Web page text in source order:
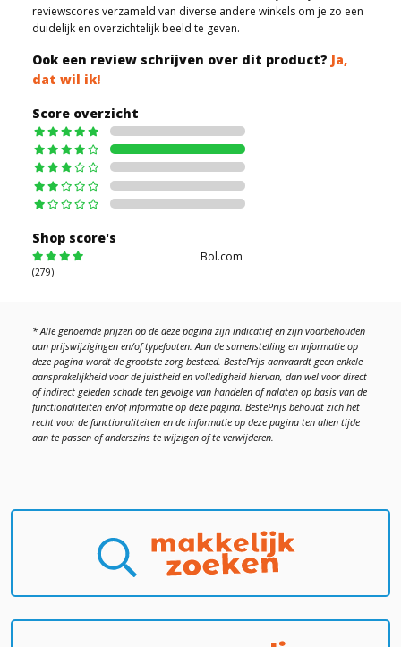
reviewscores verzameld van diverse andere winkels om je zo een
duidelijk en overzichtelijk beeld te geven.
Ook een review schrijven over dit product? Ja,
dat wil ik!
Score overzicht
Shop score's
(279)
Bol.com
* Alle genoemde prijzen op de deze pagina zijn indicatief en zijn voorbehouden
aan prijswijzigingen en/of typefouten. Aan de samenstelling en informatie op
deze pagina wordt de grootste zorg besteed. BestePrijs aanvaardt geen enkele
aansprakelijkheid voor de juistheid en volledigheid hiervan, dan wel voor direct
of indirect geleden schade ten gevolge van handelen of nalaten op basis van de
functionaliteiten en/of informatie op deze pagina. BestePrijs behoudt zich het
recht voor de functionaliteiten en de informatie op deze pagina ten allen tijde
aan te passen of anderszins te wijzigen of te verwijderen.